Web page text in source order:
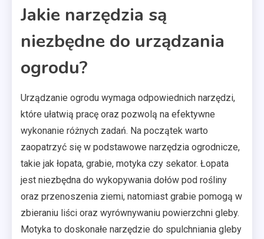
Jakie narzędzia są
niezbędne do urządzania
ogrodu?
Urządzanie ogrodu wymaga odpowiednich narzędzi,
które ułatwią pracę oraz pozwolą na efektywne
wykonanie różnych zadań. Na początek warto
zaopatrzyć się w podstawowe narzędzia ogrodnicze,
takie jak łopata, grabie, motyka czy sekator. Łopata
jest niezbędna do wykopywania dołów pod rośliny
oraz przenoszenia ziemi, natomiast grabie pomogą w
zbieraniu liści oraz wyrównywaniu powierzchni gleby.
Motyka to doskonałe narzędzie do spulchniania gleby